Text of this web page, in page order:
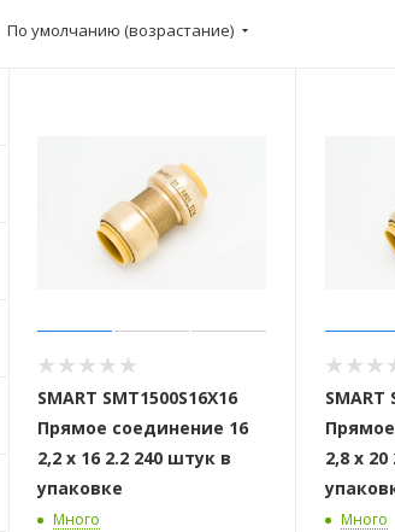
По умолчанию (возрастание)
SMART SMT1500S16X16
Прямое соединение 16
2,2 х 16 2.2 240 штук в
упаковке
Много
SMART
2,8 х
Много